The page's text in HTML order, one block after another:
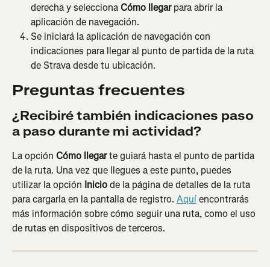
derecha y selecciona Cómo llegar para abrir la
aplicación de navegación.
Se iniciará la aplicación de navegación con
indicaciones para llegar al punto de partida de la ruta
de Strava desde tu ubicación.
Preguntas frecuentes
¿Recibiré también indicaciones paso
a paso durante mi actividad?
La opción Cómo llegar te guiará hasta el punto de partida
de la ruta. Una vez que llegues a este punto, puedes
utilizar la opción Inicio de la página de detalles de la ruta
para cargarla en la pantalla de registro. Aquí encontrarás
más información sobre cómo seguir una ruta, como el uso
de rutas en dispositivos de terceros.